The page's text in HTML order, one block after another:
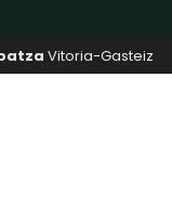
Vitoria-Gasteiz